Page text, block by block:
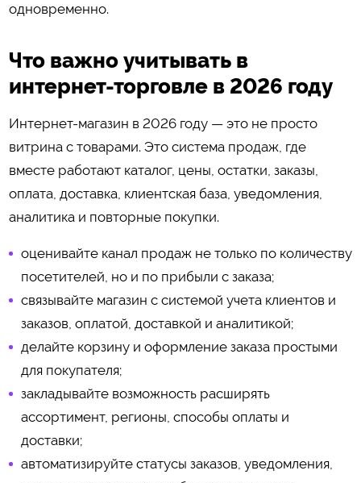
одновременно.
Что важно учитывать в
интернет-торговле в 2026 году
Интернет-магазин в 2026 году — это не просто
витрина с товарами. Это система продаж, где
вместе работают каталог, цены, остатки, заказы,
оплата, доставка, клиентская база, уведомления,
аналитика и повторные покупки.
оценивайте канал продаж не только по количеству
посетителей, но и по прибыли с заказа;
связывайте магазин с системой учета клиентов и
заказов, оплатой, доставкой и аналитикой;
делайте корзину и оформление заказа простыми
для покупателя;
закладывайте возможность расширять
ассортимент, регионы, способы оплаты и
доставки;
автоматизируйте статусы заказов, уведомления,